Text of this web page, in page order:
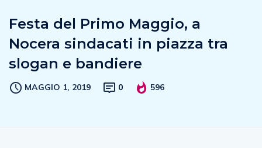
Festa del Primo Maggio, a
Nocera sindacati in piazza tra
slogan e bandiere
MAGGIO 1, 2019 0 596